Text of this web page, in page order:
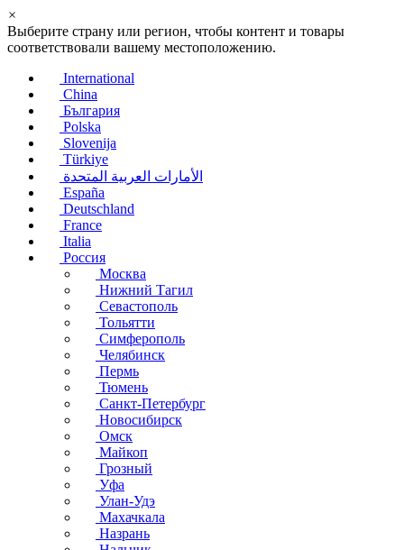
×
Выберите страну или регион, чтобы контент и товары
соответствовали вашему местоположению.
International
China
България
Polska
Slovenija
Türkiye
الأمارات العربية المتحدة
España
Deutschland
France
Italia
Россия
Москва
Нижний Тагил
Севастополь
Тольятти
Симферополь
Челябинск
Пермь
Тюмень
Санкт-Петербург
Новосибирск
Омск
Майкоп
Грозный
Уфа
Улан-Удэ
Махачкала
Назрань